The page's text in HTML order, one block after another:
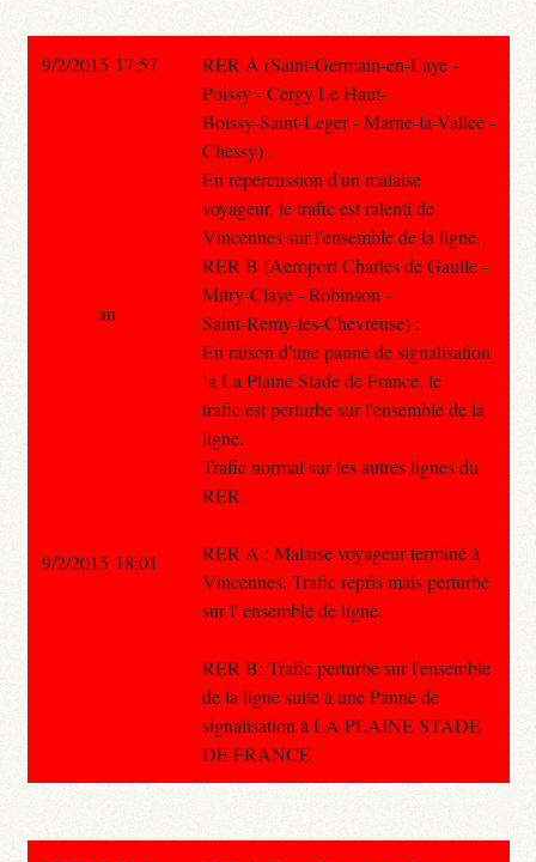
9/2/2015 17:57
RER A (Saint-Germain-en-Laye -
Poissy - Cergy Le Haut-
Boissy-Saint-Leger - Marne-la-Vallee -
Chessy) :
En repercussion d'un malaise
voyageur, le trafic est ralenti de
Vincennes sur l'ensemble de la ligne.
RER B (Aeroport Charles de Gaulle -
Mitry-Claye - Robinson -
Saint-Remy-les-Chevreuse) :
En raison d'une panne de signalisation
`a La Plaine Stade de France, le
trafic est perturbe sur l'ensemble de la
ligne.
Trafic normal sur les autres lignes du
RER.
RER A : Malaise voyageur terminé à
Vincennes. Trafic repris mais perturbé
sur l' ensemble de ligne.
RER B: Trafic perturbé sur l'ensemble
de la ligne suite à une Panne de
signalisation à LA PLAINE STADE
DE FRANCE
au
9/2/2015 18:01